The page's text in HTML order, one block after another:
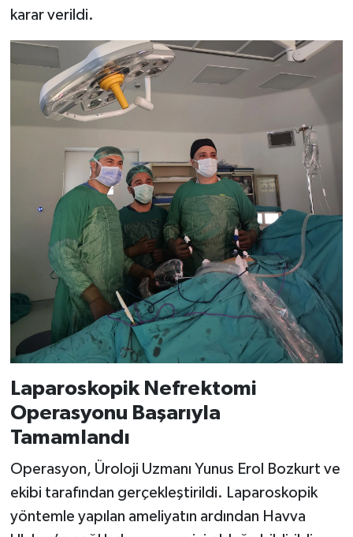
karar verildi.
Laparoskopik Nefrektomi
Operasyonu Başarıyla
Tamamlandı
Operasyon, Üroloji Uzmanı Yunus Erol Bozkurt ve
ekibi tarafından gerçekleştirildi. Laparoskopik
yöntemle yapılan ameliyatın ardından Havva